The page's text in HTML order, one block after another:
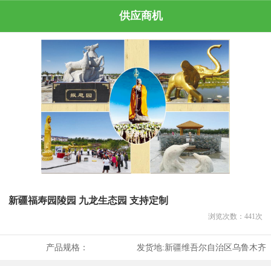
供应商机
新疆福寿园陵园 九龙生态园 支持定制
浏览次数： 441 次
产品规格： 发货地:新疆维吾尔自治区乌鲁木齐